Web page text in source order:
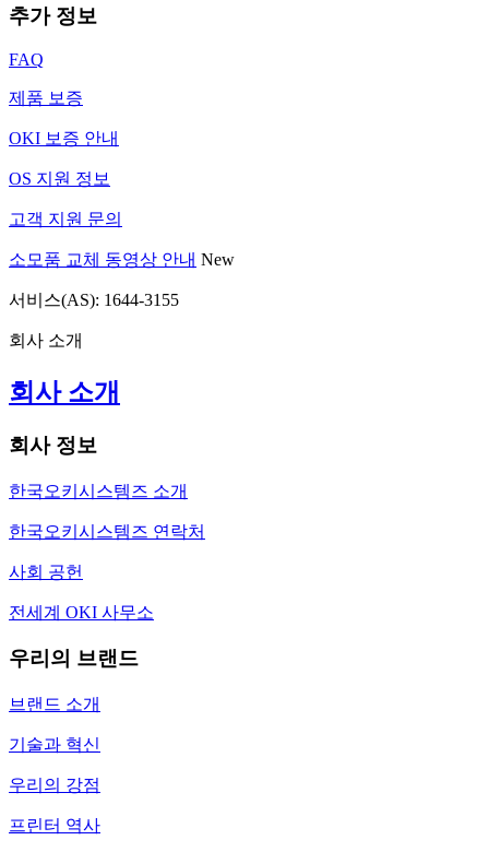
추가 정보
FAQ
제품 보증
OKI 보증 안내
OS 지원 정보
고객 지원 문의
소모품 교체 동영상 안내 New
서비스(AS): 1644-3155
회사 소개
회사 소개
회사 정보
한국오키시스템즈 소개
한국오키시스템즈 연락처
사회 공헌
전세계 OKI 사무소
우리의 브랜드
브랜드 소개
기술과 혁신
우리의 강점
프린터 역사